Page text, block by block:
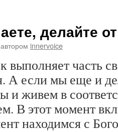
делайте
автором innervoice
выполняет часть
А если мы еще и
и живем в
В этот момент
находимся с